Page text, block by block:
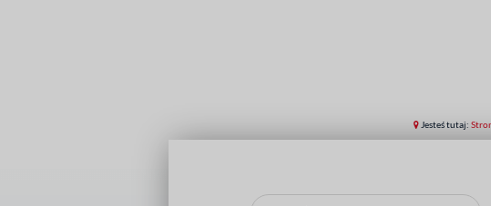
Jesteś tutaj: